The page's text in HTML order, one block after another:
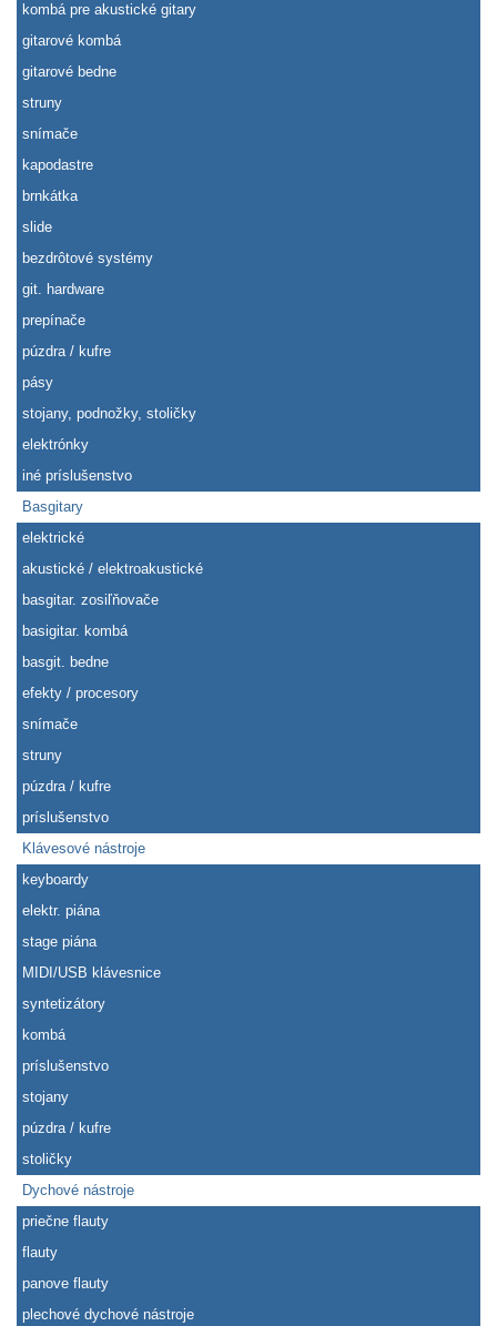
kombá pre akustické gitary
gitarové kombá
gitarové bedne
struny
snímače
kapodastre
brnkátka
slide
bezdrôtové systémy
git. hardware
prepínače
púzdra / kufre
pásy
stojany, podnožky, stoličky
elektrónky
iné príslušenstvo
Basgitary
elektrické
akustické / elektroakustické
basgitar. zosiľňovače
basigitar. kombá
basgit. bedne
efekty / procesory
snímače
struny
púzdra / kufre
príslušenstvo
Klávesové nástroje
keyboardy
elektr. piána
stage piána
MIDI/USB klávesnice
syntetizátory
kombá
príslušenstvo
stojany
púzdra / kufre
stoličky
Dychové nástroje
priečne flauty
flauty
panove flauty
plechové dychové nástroje